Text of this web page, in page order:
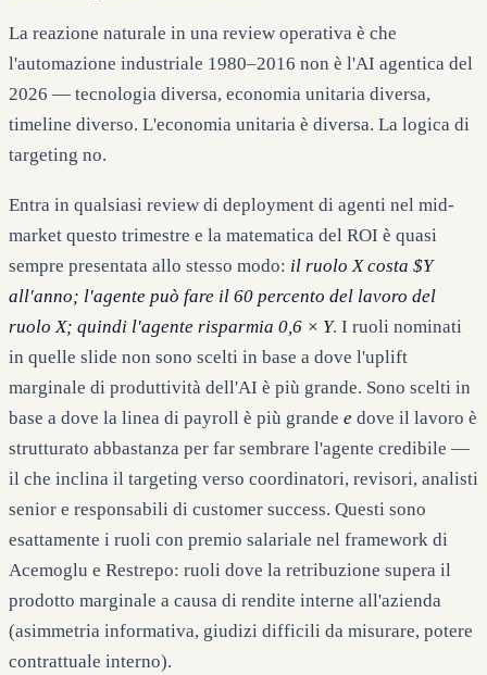
La reazione naturale in una review operativa è che
l'automazione industriale 1980–2016 non è l'AI agentica del
2026 — tecnologia diversa, economia unitaria diversa,
timeline diverso. L'economia unitaria è diversa. La logica di
targeting no.
Entra in qualsiasi review di deployment di agenti nel mid-
market questo trimestre e la matematica del ROI è quasi
sempre presentata allo stesso modo: il ruolo X costa $Y
all'anno; l'agente può fare il 60 percento del lavoro del
ruolo X; quindi l'agente risparmia 0,6 × Y. I ruoli nominati
in quelle slide non sono scelti in base a dove l'uplift
marginale di produttività dell'AI è più grande. Sono scelti in
base a dove la linea di payroll è più grande e dove il lavoro è
strutturato abbastanza per far sembrare l'agente credibile —
il che inclina il targeting verso coordinatori, revisori, analisti
senior e responsabili di customer success. Questi sono
esattamente i ruoli con premio salariale nel framework di
Acemoglu e Restrepo: ruoli dove la retribuzione supera il
prodotto marginale a causa di rendite interne all'azienda
(asimmetria informativa, giudizi difficili da misurare, potere
contrattuale interno).